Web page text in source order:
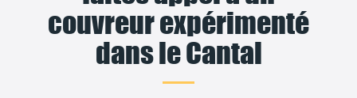
couvreur expérimenté
dans le Cantal